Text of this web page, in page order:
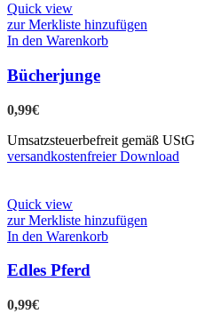
Quick view
zur Merkliste hinzufügen
In den Warenkorb
Bücherjunge
0,99€
Umsatzsteuerbefreit gemäß
versandkostenfreier Download
Quick view
zur Merkliste hinzufügen
In den Warenkorb
Edles Pferd
0,99€